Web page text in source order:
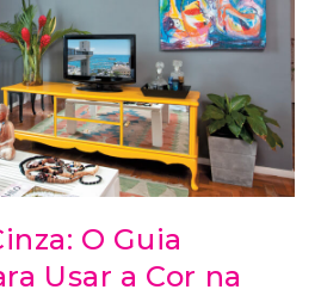
O Guia
Usar a Cor na